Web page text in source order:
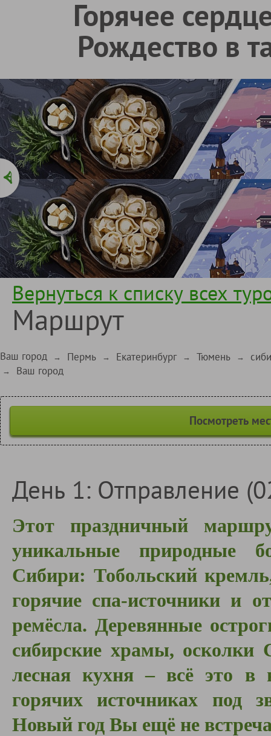
Горячее
Рождество в
Вернуться к списку всех
Маршрут
Ваш город → Пермь → Екатеринбург → Тюмень →
→ Ваш город
Посмотреть
День 1: Отправление
Этот праздничный
уникальные природные
Сибири: Тобольский
горячие спа-источники и
ремёсла. Деревянные
сибирские храмы, осколки
лесная кухня – всё это в
горячих источниках под
Новый год Вы ещё не